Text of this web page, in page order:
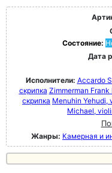
Состояние:
Дата
Исполнители: Accardo
скрипка Zimmerman
скрипка Menuhin Yehudi,
Michael,
Жанры: Камерная и